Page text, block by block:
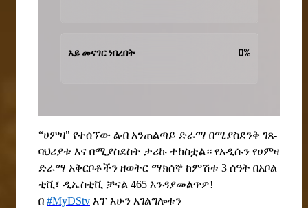
አይ መናገር ነበረበት 0%
“ሀምዛ" የተሰኘው ልብ አንጠልጣይ ድራማ በሚያስደንቅ ገጸ-
ባህሪያቱ እና በሚያስደስት ታሪኩ ተከስቷል። የአዲሱን የሀምዛ
ድራማ አቅርቦቶችን ዘወትር ማክሰኞ ከምሽቱ 3 ሰዓት በአቦል
ቲቪ፣ ዲኤስቲቪ ቻናል 465 እንዳያመልጥዎ!
በ #MyDStv አፕ አሁን አገልግሎቱን